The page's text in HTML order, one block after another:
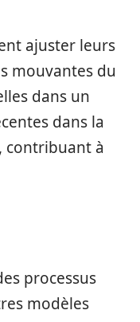
ajuster leurs
mouvantes du
dans un
dans la
contribuant à
processus
modèles